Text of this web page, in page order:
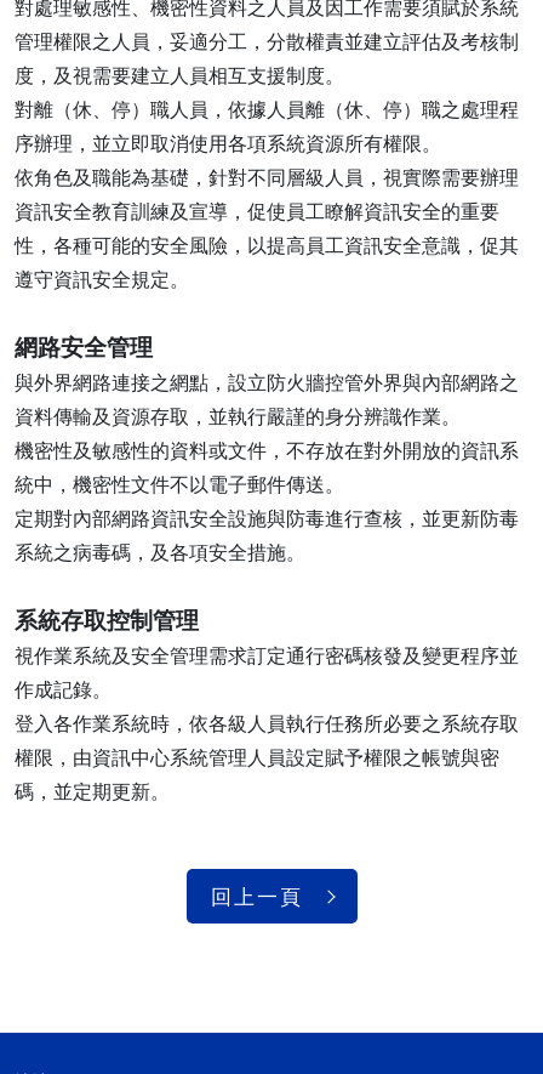
對處理敏感性、機密性資料之人員及因工作需要須賦於系統
管理權限之人員，妥適分工，分散權責並建立評估及考核制
度，及視需要建立人員相互支援制度。
對離（休、停）職人員，依據人員離（休、停）職之處理程
序辦理，並立即取消使用各項系統資源所有權限。
依角色及職能為基礎，針對不同層級人員，視實際需要辦理
資訊安全教育訓練及宣導，促使員工瞭解資訊安全的重要
性，各種可能的安全風險，以提高員工資訊安全意識，促其
遵守資訊安全規定。
網路安全管理
與外界網路連接之網點，設立防火牆控管外界與內部網路之
資料傳輸及資源存取，並執行嚴謹的身分辨識作業。
機密性及敏感性的資料或文件，不存放在對外開放的資訊系
統中，機密性文件不以電子郵件傳送。
定期對內部網路資訊安全設施與防毒進行查核，並更新防毒
系統之病毒碼，及各項安全措施。
系統存取控制管理
視作業系統及安全管理需求訂定通行密碼核發及變更程序並
作成記錄。
登入各作業系統時，依各級人員執行任務所必要之系統存取
權限，由資訊中心系統管理人員設定賦予權限之帳號與密
碼，並定期更新。
回上一頁